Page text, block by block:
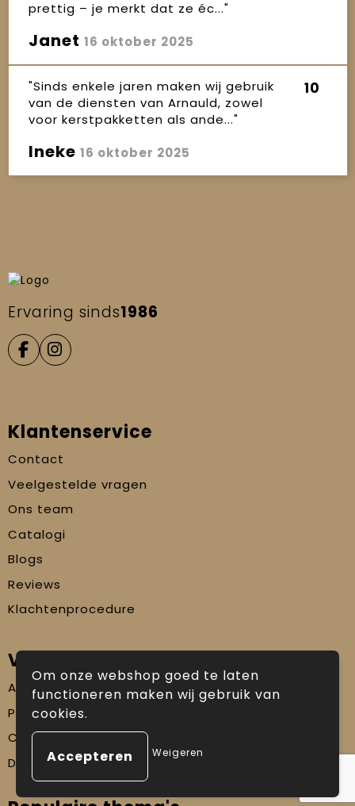
prettig – je merkt dat ze éc..."
Janet 16 oktober 2025
"Sinds enkele jaren maken wij gebruik
van de diensten van Arnauld, zowel
voor kerstpakketten als ande..."
10
Ineke 16 oktober 2025
Ervaring sinds1986
Klantenservice
Contact
Veelgestelde vragen
Ons team
Catalogi
Blogs
Reviews
Klachtenprocedure
Veilig winkelen
Algemene voorwaarden
Privacyverklaring
Cookiebeleid
Disclaimer
Om onze webshop goed te laten
functioneren maken wij gebruik van
cookies.
Weigeren